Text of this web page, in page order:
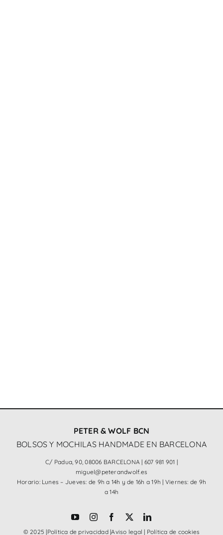
PETER & WOLF BCN
BOLSOS Y MOCHILAS HANDMADE EN BARCELONA
C/ Padua, 90, 08006 BARCELONA | 607 981 901 |
miguel@peterandwolf.es
Horario: Lunes – Jueves: de 9h a 14h y de 16h a 19h | Viernes: de 9h
a 14h
© 2025 |Política de privacidad|Aviso legal | Política de cookies